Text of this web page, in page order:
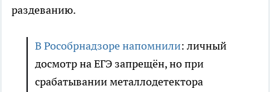
раздеванию.
В Рособрнадзоре напомнили: личный
досмотр на ЕГЭ запрещён, но при
срабатывании металлодетектора